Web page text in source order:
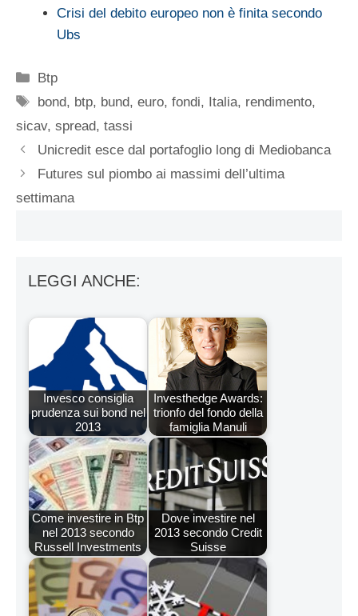
Crisi del debito europeo non è finita secondo
Ubs
Categorie
Btp
Tag
bond, btp, bund,euro,fondi, Italia, rendimento,
sicav, spread, tassi
Unicredit esce dal portafoglio long di Mediobanca
Futures sul piombo ai massimi dell’ultima
settimana
LEGGI ANCHE:
Invesco consiglia
prudenza sui bond nel
2013
Investhedge Awards:
trionfo del fondo della
famiglia Manuli
Come investire in Btp
nel 2013 secondo
Russell Investments
Dove investire nel
2013 secondo Credit
Suisse